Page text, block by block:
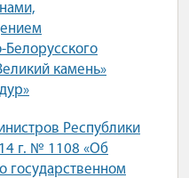
Белорусского
камень»
Республики
г. № 1108 «Об
государственном